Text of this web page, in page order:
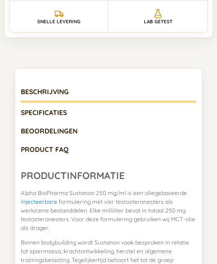
SNELLE LEVERING LAB GETEST
BESCHRIJVING
SPECIFICATIES
BEOORDELINGEN
PRODUCT FAQ
PRODUCTINFORMATIE
Alpha BioPharma Sustanon 250 mg/ml is een oliegebaseerde
injecteerbare formulering met vier testosteronesters als
werkzame bestanddelen. Elke milliliter bevat in totaal 250 mg
testosteronesters. Voor deze formulering gebruiken wij MCT-olie
als drager.
Binnen bodybuilding wordt Sustanon vaak besproken in relatie
tot spiermassa, krachtontwikkeling, herstel en algemene
trainingsbelasting. Tegelijkertijd behoort het tot de groep